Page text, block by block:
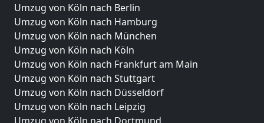
Umzug von Köln nach Berlin
Umzug von Köln nach Hamburg
Umzug von Köln nach München
Umzug von Köln nach Köln
Umzug von Köln nach Frankfurt am Main
Umzug von Köln nach Stuttgart
Umzug von Köln nach Düsseldorf
Umzug von Köln nach Leipzig
Umzug von Köln nach Dortmund